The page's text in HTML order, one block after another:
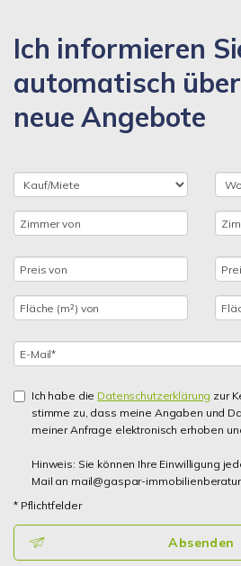
Ich informieren
automatisch
neue Angebote
Ich habe die Datenschutzerklärung zur
stimme zu, dass meine Angaben und
meiner Anfrage elektronisch erhoben
Hinweis: Sie können Ihre Einwilligung
Mail an mail@gaspar-
* Pflichtfelder
Absenden